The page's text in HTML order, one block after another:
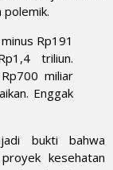
Rp191
triliun.
miliar
Enggak
bukti bahwa
kesehatan